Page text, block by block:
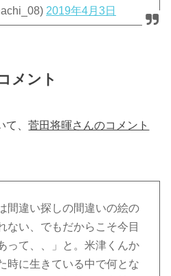
2019年4月3日
メント
て、菅田将暉さんのコメント
間違い探しの間違いの絵の
ない、でもだからこそ今目
って、、」と。米津くんか
時に生きている中で何とな